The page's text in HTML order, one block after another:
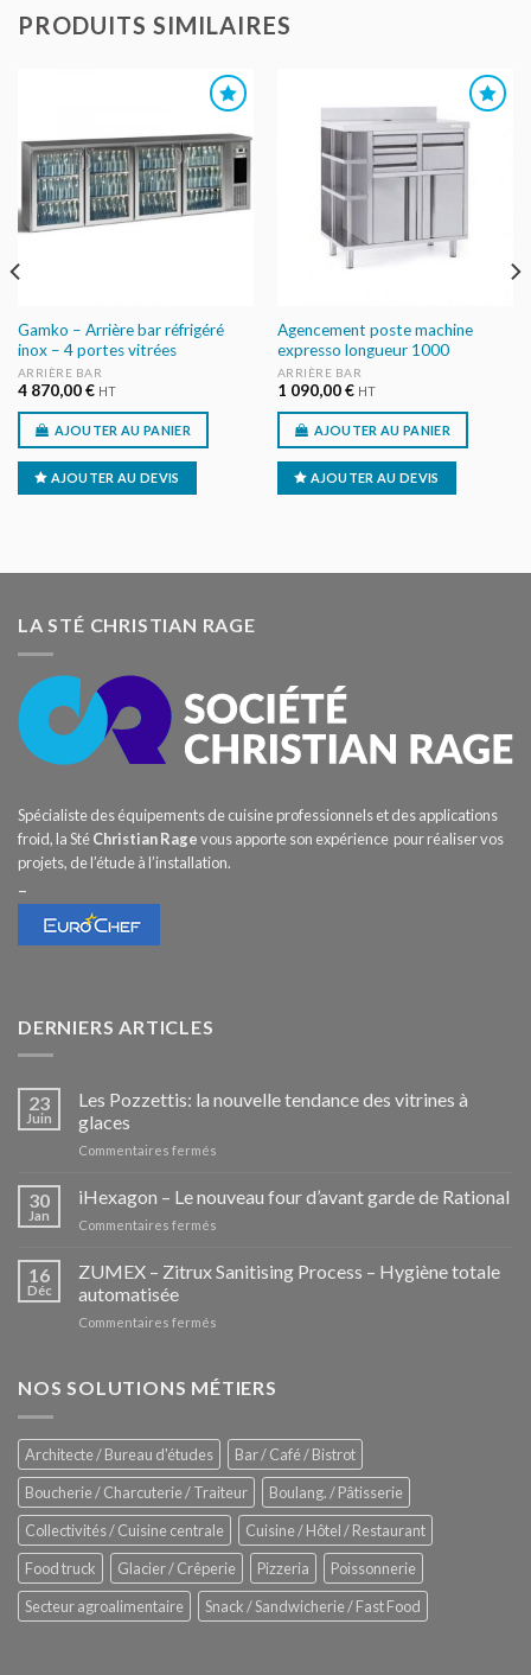
PRODUITS SIMILAIRES
AU DEVIS
Gamko – Arrière bar réfrigéré
inox – 4 portes vitrées
ARRIÈRE BAR
4 870,00€ HT
AJOUTER AU PANIER
AJOUTER AU DEVIS
AJOUTER
AU DEVIS
Agencement poste machine
expresso longueur 1000
ARRIÈRE BAR
1 090,00€ HT
AJOUTER AU PANIER
AJOUTER AU DEVIS
LA STÉ CHRISTIAN RAGE
Spécialiste des équipements de cuisine professionnels et des applications
froid, la StéChristian Ragevous apporte son expérience pour réaliser vos
projets, de l’étude à l’installation.
–
DERNIERS ARTICLES
23
Juin
Les Pozzettis: la nouvelle tendance des vitrines à
glaces
Commentaires fermés
Pozzettis:
des
30
Jan
iHexagon – Le nouveau four d’avant garde de Rational
Commentaires fermés
–
de
16
Déc
ZUMEX – Zitrux Sanitising Process – Hygiène totale
automatisée
Commentaires fermés
Zitrux
–
Hygiène
totale
automatisée
NOS SOLUTIONS MÉTIERS
Architecte / Bureau d'études
Bar / Café / Bistrot
Boucherie / Charcuterie / Traiteur
Boulang. / Pâtisserie
Collectivités / Cuisine centrale
Cuisine / Hôtel / Restaurant
Food truck
Glacier / Crêperie Pizzeria
Poissonnerie
Secteur agroalimentaire
Snack / Sandwicherie / Fast Food